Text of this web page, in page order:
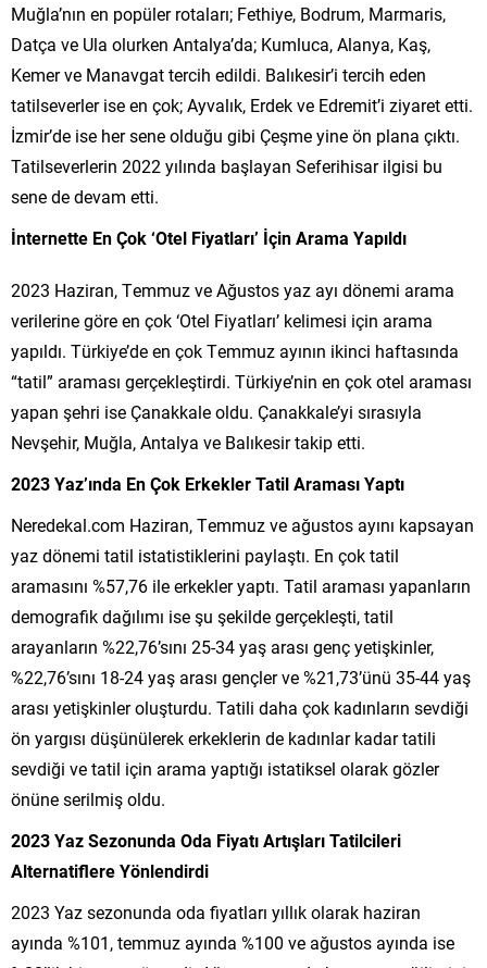
Muğla’nın en popüler rotaları; Fethiye, Bodrum, Marmaris,
Datça ve Ula olurken Antalya’da; Kumluca, Alanya, Kaş,
Kemer ve Manavgat tercih edildi. Balıkesir’i tercih eden
tatilseverler ise en çok; Ayvalık, Erdek ve Edremit’i ziyaret etti.
İzmir’de ise her sene olduğu gibi Çeşme yine ön plana çıktı.
Tatilseverlerin 2022 yılında başlayan Seferihisar ilgisi bu
sene de devam etti.
İnternette En Çok ‘Otel Fiyatları’ İçin Arama Yapıldı
2023 Haziran, Temmuz ve Ağustos yaz ayı dönemi arama
verilerine göre en çok ‘Otel Fiyatları’ kelimesi için arama
yapıldı. Türkiye’de en çok Temmuz ayının ikinci haftasında
“tatil” araması gerçekleştirdi. Türkiye’nin en çok otel araması
yapan şehri ise Çanakkale oldu. Çanakkale’yi sırasıyla
Nevşehir, Muğla, Antalya ve Balıkesir takip etti.
2023 Yaz’ında En Çok Erkekler Tatil Araması Yaptı
Neredekal.com Haziran, Temmuz ve ağustos ayını kapsayan
yaz dönemi tatil istatistiklerini paylaştı. En çok tatil
aramasını %57,76 ile erkekler yaptı. Tatil araması yapanların
demografik dağılımı ise şu şekilde gerçekleşti, tatil
arayanların %22,76’sını 25-34 yaş arası genç yetişkinler,
%22,76’sını 18-24 yaş arası gençler ve %21,73’ünü 35-44 yaş
arası yetişkinler oluşturdu. Tatili daha çok kadınların sevdiği
ön yargısı düşünülerek erkeklerin de kadınlar kadar tatili
sevdiği ve tatil için arama yaptığı istatiksel olarak gözler
önüne serilmiş oldu.
2023 Yaz Sezonunda Oda Fiyatı Artışları Tatilcileri
Alternatiflere Yönlendirdi
2023 Yaz sezonunda oda fiyatları yıllık olarak haziran
ayında %101, temmuz ayında %100 ve ağustos ayında ise